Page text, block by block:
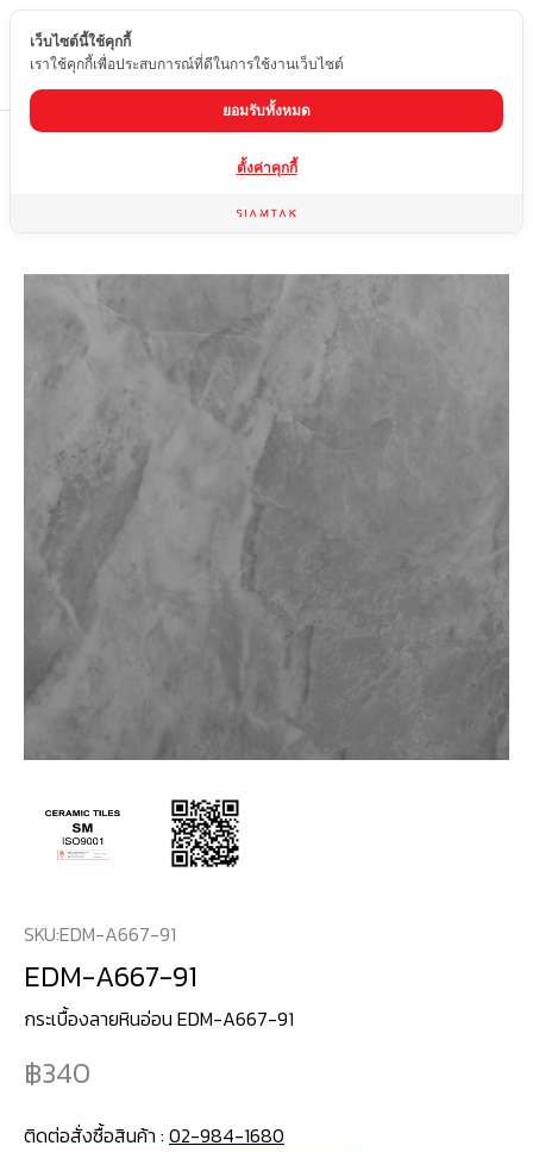
TH
กระเบื้องลายหินอ่อน
SKU:EDM-A667-91
EDM-A667-91
กระเบื้องลายหินอ่อน EDM-A667-91
340
ติดต่อสั่งซื้อสินค้า : 02-984-1680
เว็บไซต์นี้ใช้คุกกี้
เราใช้คุกกี้เพื่อประสบการณ์ที่ดีในการใช้งานเว็บไซต์
ยอมรับทั้งหมด
ตั้งค่าคุกกี้